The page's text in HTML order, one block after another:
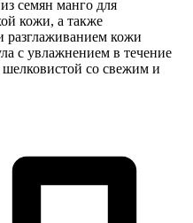
семян манго для
кожи, а также
кожи
с увлажнением в течение
шелковистой со свежим и